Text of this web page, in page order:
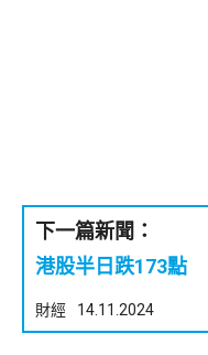
下一篇新聞：
港股半日跌173點
財經 14.11.2024